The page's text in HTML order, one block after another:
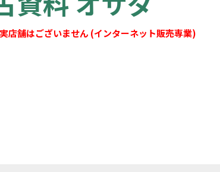
店舗はございません (インターネット販売専業)